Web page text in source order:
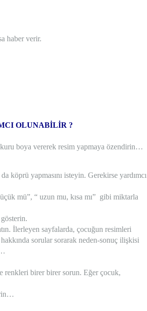
haber verir.
OLUNABİLİR ?
boya vererek resim yapmaya özendirin…
köprü yapmasını isteyin. Gerekirse yardımcı
mü”, “ uzun mu, kısa mı” gibi miktarla
İlerleyen sayfalarda, çocuğun resimleri
sorular sorarak neden-sonuç ilişkisi
renkleri birer birer sorun. Eğer çocuk,